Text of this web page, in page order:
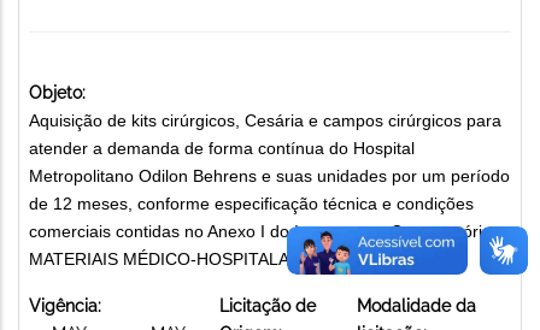
Objeto:
Aquisição de kits cirúrgicos, Cesária e campos cirúrgicos para
atender a demanda de forma contínua do Hospital
Metropolitano Odilon Behrens e suas unidades por um período
de 12 meses, conforme especificação técnica e condições
comerciais contidas no Anexo I do Instrumento Convocatório.
MATERIAIS MÉDICO-HOSPITALARES
Vigência:
Licitação de
Modalidade da